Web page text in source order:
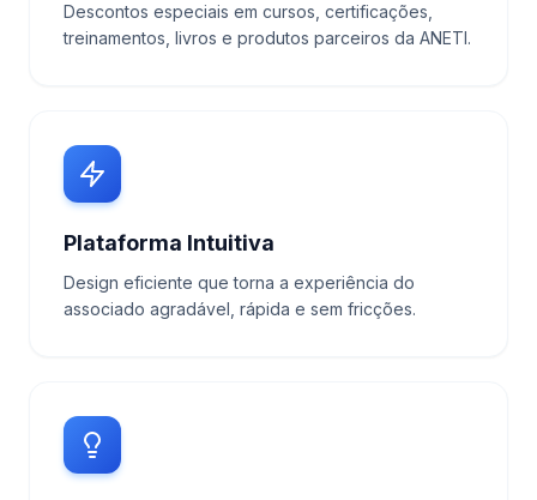
Descontos especiais em cursos, certificações,
treinamentos, livros e produtos parceiros da ANETI.
Plataforma Intuitiva
Design eficiente que torna a experiência do
associado agradável, rápida e sem fricções.